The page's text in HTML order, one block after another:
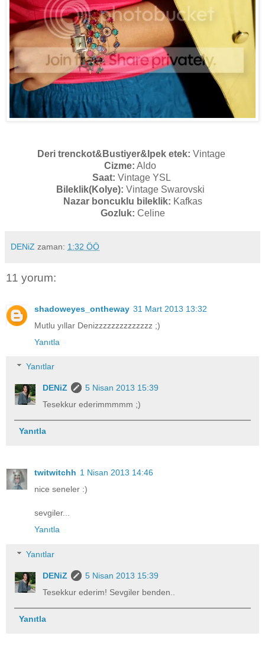
Deri trenckot&Bustiyer&Ipek etek: Vintage
Cizme: Aldo
Saat: Vintage YSL
Bileklik(Kolye): Vintage Swarovski
Nazar boncuklu bileklik: Kafkas
Gozluk: Celine
DENiZ zaman: 1:32 ÖÖ
11 yorum:
shadoweyes_ontheway 31 Mart 2013 13:32
Mutlu yıllar Denizzzzzzzzzzzzzz ;)
Yanıtla
Yanıtlar
DENiZ
5 Nisan 2013 15:39
Tesekkur ederimmmmm ;)
Yanıtla
twitwitchh 1 Nisan 2013 14:46
nice seneler :)
sevgiler...
Yanıtla
Yanıtlar
DENiZ
5 Nisan 2013 15:39
Tesekkur ederim! Sevgiler benden..
Yanıtla